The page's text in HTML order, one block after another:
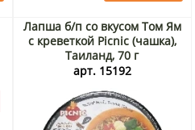
Лапша б/п со вкусом Том Ям
с креветкой Picnic (чашка),
Таиланд, 70 г
арт. 15192